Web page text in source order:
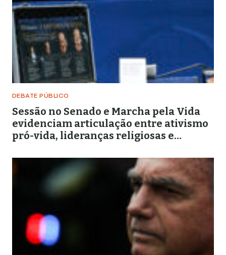
DEBATE PÚBLICO
Sessão no Senado e Marcha pela Vida
evidenciam articulação entre ativismo
pró-vida, lideranças religiosas e